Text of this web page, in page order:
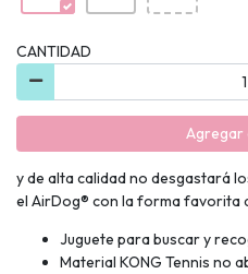
CANTIDAD
Agregar
y de alta calidad no desgastará
el AirDog® con la forma favorita
Juguete para buscar y
Material KONG Tennis no